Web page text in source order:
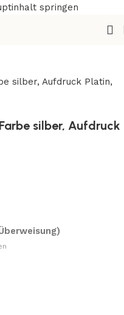
springen
silber, Aufdruck